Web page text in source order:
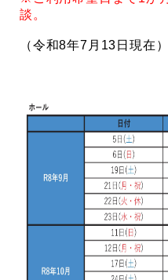
談。
（令和8年7月13日現在）